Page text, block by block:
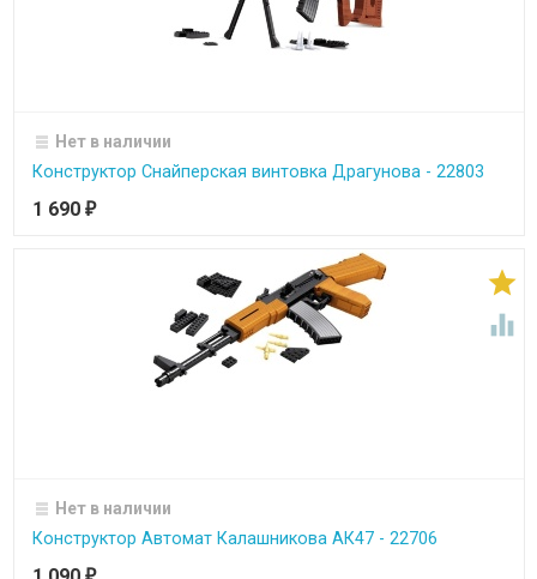
Нет в наличии
Конструктор Снайперская винтовка Драгунова - 22803
1 690 ₽


Нет в наличии
Конструктор Автомат Калашникова АК47 - 22706
₽